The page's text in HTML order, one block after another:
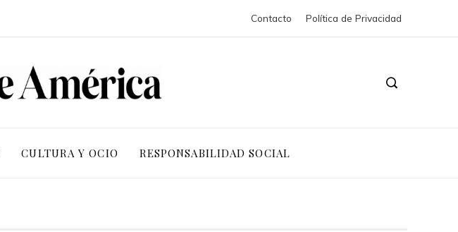
Contacto Política de Privacidad
CULTURA Y OCIO RESPONSABILIDAD SOCIAL